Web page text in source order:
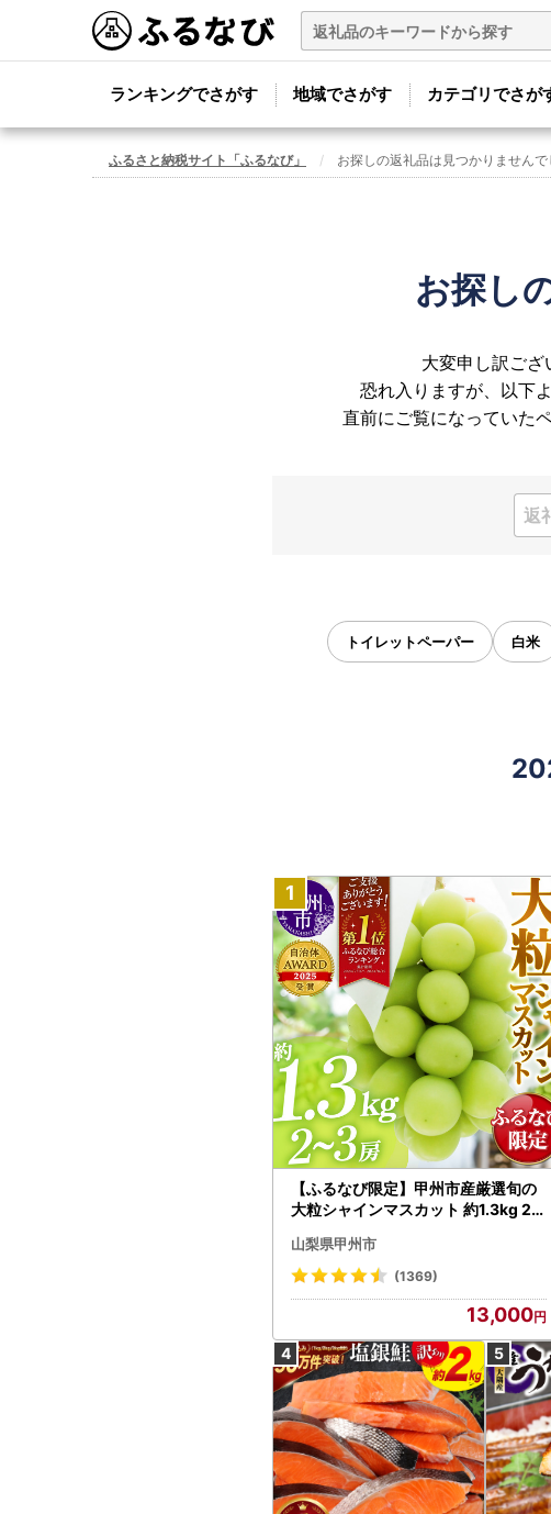
ランキングでさがす 地域でさがす カテゴリでさが
ふるさと納税サイト「ふるなび」 お探しの返礼品は見つかりませんで
お探し
大変申し訳ござ
恐れ入りますが、以下
直前にご覧になっていた
トイレットペーパー 白米
【ふるなび限定】甲州市産厳選旬の
大粒シャインマスカット 約1.3kg 2
472 FN-Limited-VO シャインマス
カット フルーツ
山梨県甲州市
(1369)
13,000